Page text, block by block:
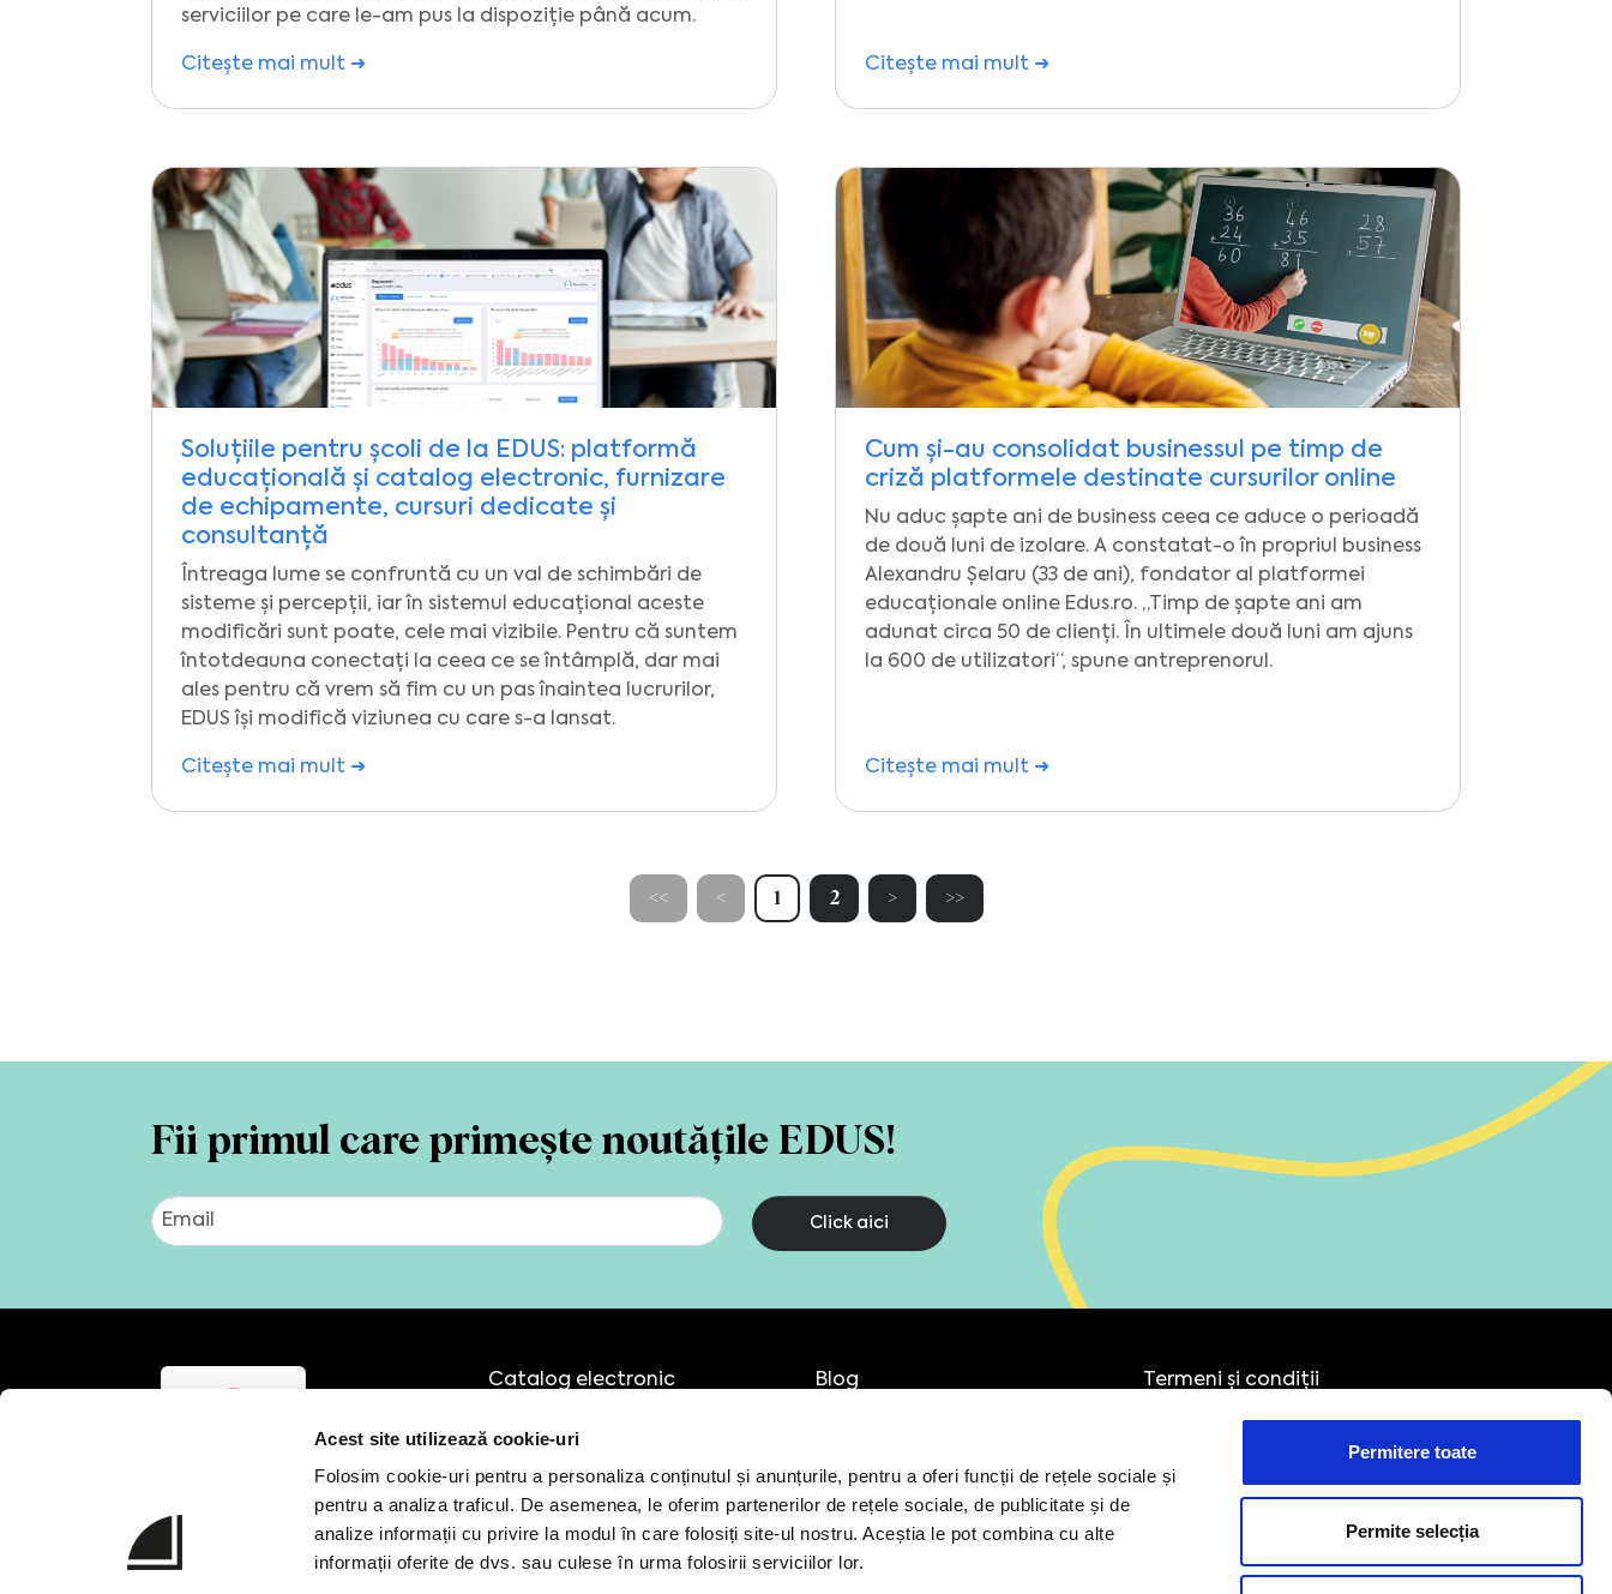
Acest site utilizează cookie-uri
Folosim cookie-uri pentru a personaliza conținutul și anunțurile, pentru a oferi funcții de rețele sociale și
pentru a analiza traficul. De asemenea, le oferim partenerilor de rețele sociale, de publicitate și de
analize informații cu privire la modul în care folosiți site-ul nostru. Aceștia le pot combina cu alte
informații oferite de dvs. sau culese în urma folosirii serviciilor lor.
Permitere toate
Permite selecția
serviciilor pe care le-am pus la dispoziție până acum.
Citește mai mult ➜ Citește mai mult ➜
Soluțiile pentru școli de la EDUS: platformă
educațională și catalog electronic, furnizare
de echipamente, cursuri dedicate și
consultanță
Întreaga lume se confruntă cu un val de schimbări de
sisteme și percepții, iar în sistemul educațional aceste
modificări sunt poate, cele mai vizibile. Pentru că suntem
întotdeauna conectați la ceea ce se întâmplă, dar mai
ales pentru că vrem să fim cu un pas înaintea lucrurilor,
EDUS își modifică viziunea cu care s-a lansat.
Citește mai mult ➜
Cum și-au consolidat businessul pe timp de
criză platformele destinate cursurilor online
Nu aduc șapte ani de business ceea ce aduce o perioadă
de două luni de izolare. A constatat-o în propriul business
Alexandru Șelaru (33 de ani), fondator al platformei
educaționale online Edus.ro. „Timp de șapte ani am
adunat circa 50 de clienți. În ultimele două luni am ajuns
la 600 de utilizatori“, spune antreprenorul.
Citește mai mult ➜
<< < 1 2 > >>
Fii primul care primește noutățile EDUS!
Click aici
Catalog electronic
Cursuri
Consultanță
Parteneriate
Blog
Contact
Termeni și condiții
Politica de retur
Suport tehnic